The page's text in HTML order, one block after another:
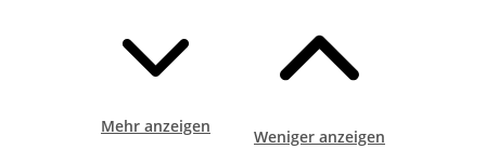
Mehr anzeigen
Weniger anzeigen